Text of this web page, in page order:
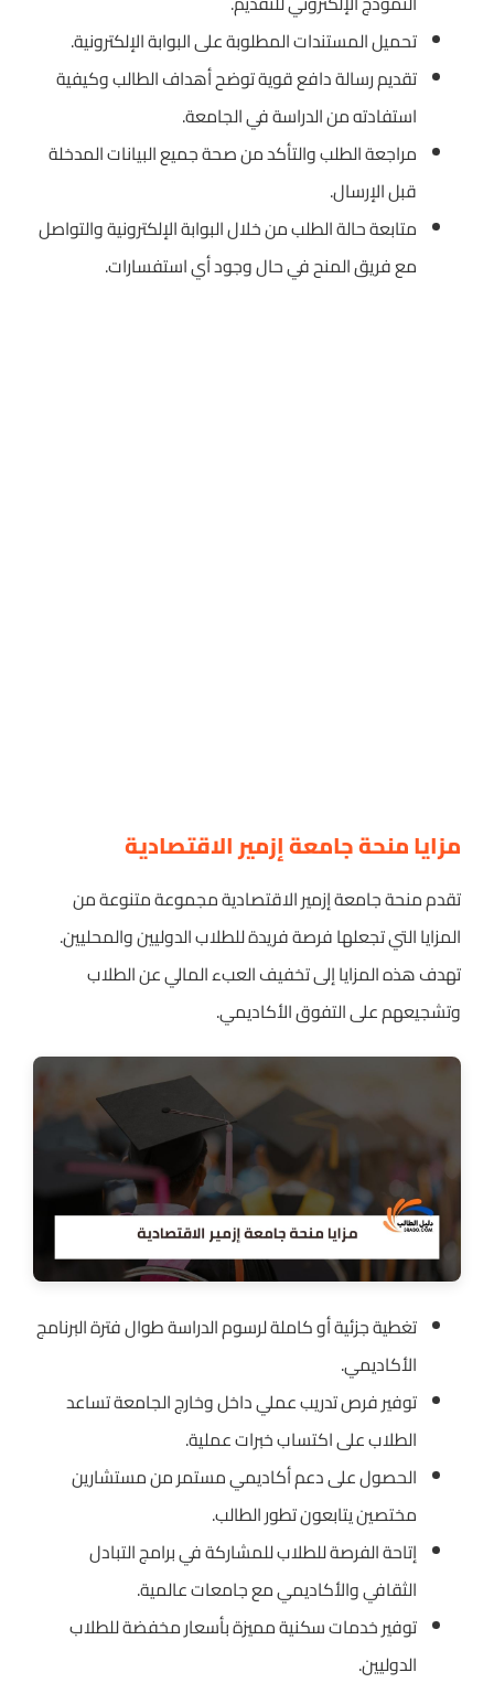
تحميل المستندات المطلوبة على البوابة الإلكترونية.
تقديم رسالة دافع قوية توضح أهداف الطالب وكيفية
استفادته من الدراسة في الجامعة.
مراجعة الطلب والتأكد من صحة جميع البيانات المدخلة
قبل الإرسال.
متابعة حالة الطلب من خلال البوابة الإلكترونية والتواصل
مع فريق المنح في حال وجود أي استفسارات.
مزايا منحة جامعة إزمير الاقتصادية
تقدم منحة جامعة إزمير الاقتصادية مجموعة متنوعة من
المزايا التي تجعلها فرصة فريدة للطلاب الدوليين والمحليين.
تهدف هذه المزايا إلى تخفيف العبء المالي عن الطلاب
وتشجيعهم على التفوق الأكاديمي.
تغطية جزئية أو كاملة لرسوم الدراسة طوال فترة البرنامج
الأكاديمي.
توفير فرص تدريب عملي داخل وخارج الجامعة تساعد
الطلاب على اكتساب خبرات عملية.
الحصول على دعم أكاديمي مستمر من مستشارين
مختصين يتابعون تطور الطالب.
إتاحة الفرصة للطلاب للمشاركة في برامج التبادل
الثقافي والأكاديمي مع جامعات عالمية.
توفير خدمات سكنية مميزة بأسعار مخفضة للطلاب
الدوليين.